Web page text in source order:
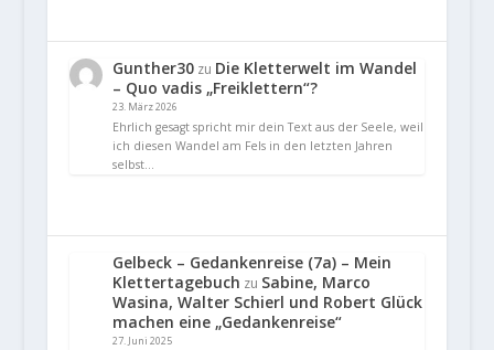
Gunther30zu Die Kletterwelt im Wandel
– Quo vadis „Freiklettern“?
23. März 2026
Ehrlich gesagt spricht mir dein Text aus der Seele, weil
ich diesen Wandel am Fels in den letzten Jahren
selbst…
Gelbeck – Gedankenreise (7a) – Mein
Klettertagebuch zu Sabine, Marco
Wasina, Walter Schierl und Robert Glück
machen eine „Gedankenreise“
27. Juni 2025